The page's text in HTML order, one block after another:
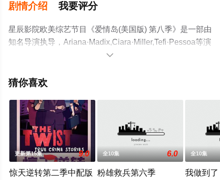
剧情介绍 我要评分
星辰影院欧美综艺节目《爱情岛(美国版) 第八季》是一部由
知名导演执导，Ariana·Madix,Ciara·Miller,Tefi·Pessoa等演
员精彩演绎的美国综艺，手机免费观看高清未删减完整版
艺、电视猫或剧情网等平台了解。

猜你喜欢
更新第15集 9.0
惊天逆转第二季中配版
全10集 6.0
粉雄救兵第六季
全10集
我做到